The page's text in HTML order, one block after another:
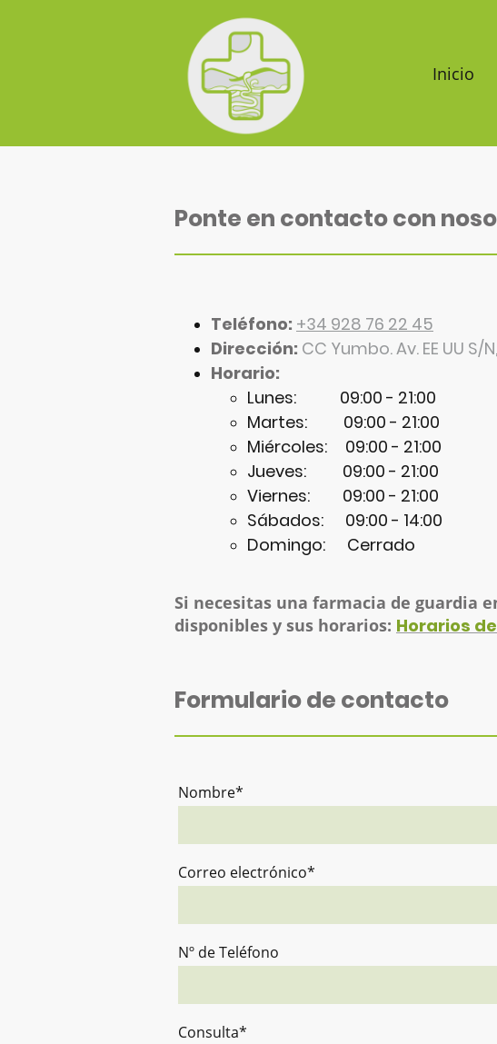
Inicio
Ponte en contacto con
Teléfono: +34 928 76 22 45
Dirección: CC Yumbo. Av. EE UU
Horario:
Lunes: 09:00 - 21:00
Martes: 09:00 - 21:00
Miércoles: 09:00 - 21:00
Jueves: 09:00 - 21:00
Viernes: 09:00 - 21:00
Sábados: 09:00 - 14:00
Domingo: Cerrado
Si necesitas una farmacia de guardia
disponibles y sus horarios: Horarios
Formulario de contacto
Nombre*
Correo electrónico*
Nº de Teléfono
Consulta*